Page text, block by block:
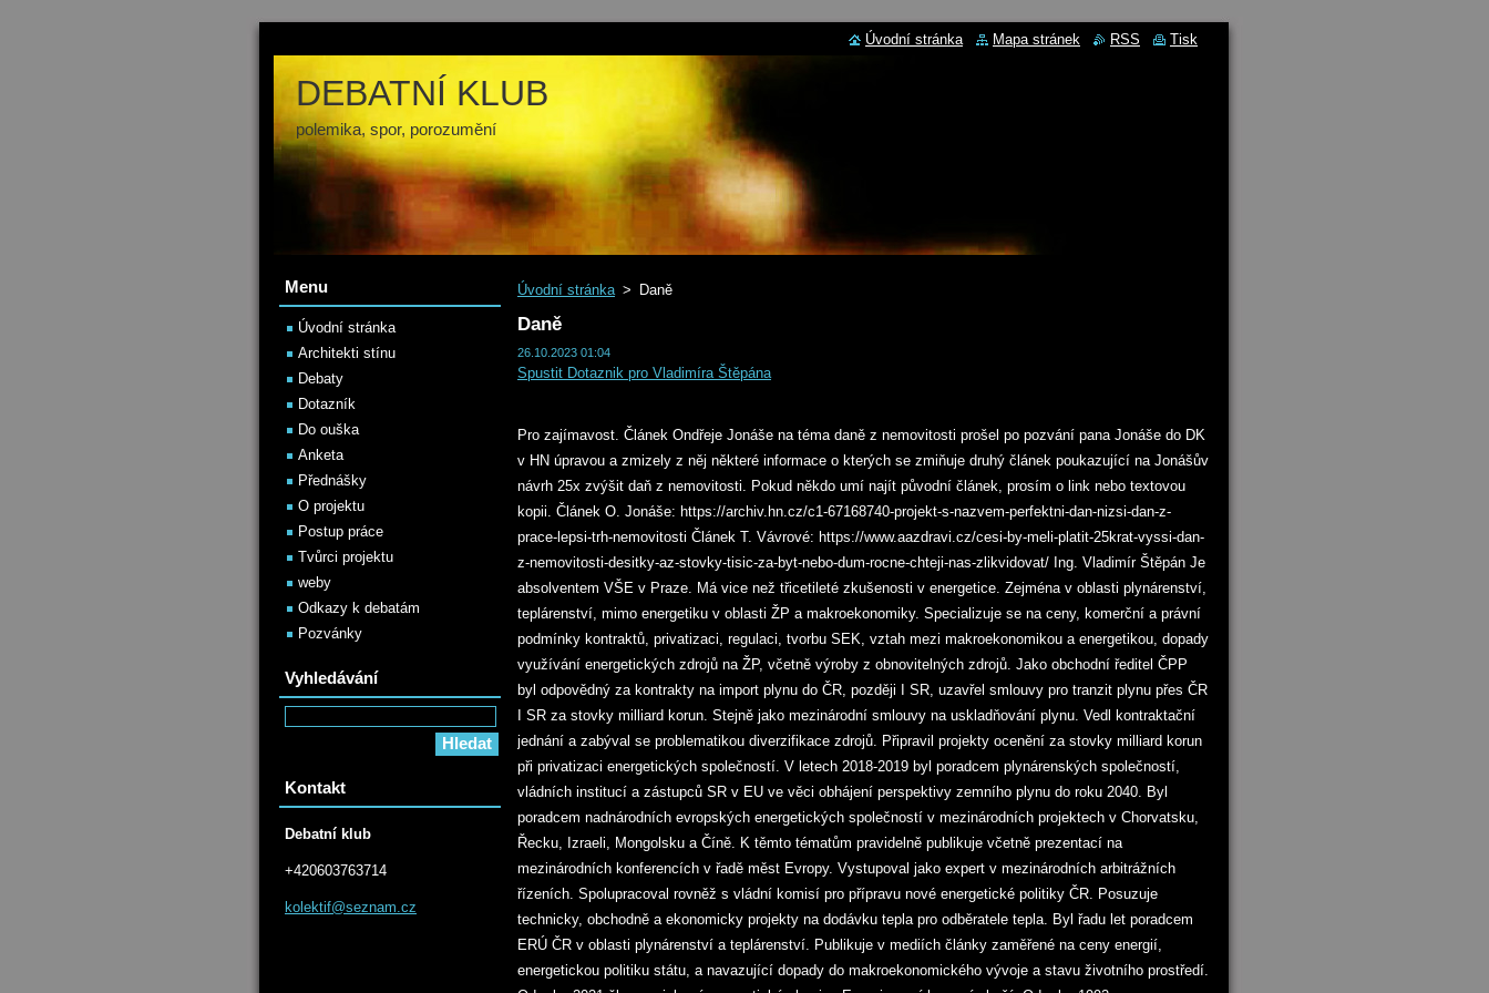
DEBATNÍ KLUB
polemika, spor, porozumění
Úvodní stránka > Daně
Daně
26.10.2023 01:04
Spustit Dotaznik pro Vladimíra Štěpána
Pro zajímavost. Článek Ondřeje Jonáše na téma daně z nemovitosti prošel po pozvání pana Jonáše do DK
v HN úpravou a zmizely z něj některé informace o kterých se zmiňuje druhý článek poukazující na Jonášův
návrh 25x zvýšit daň z nemovitosti. Pokud někdo umí najít původní článek, prosím o link nebo textovou
kopii. Článek O. Jonáše: https://archiv.hn.cz/c1-67168740-projekt-s-nazvem-perfektni-dan-nizsi-dan-z-
prace-lepsi-trh-nemovitosti Článek T. Vávrové: https://www.aazdravi.cz/cesi-by-meli-platit-25krat-vyssi-dan-
z-nemovitosti-desitky-az-stovky-tisic-za-byt-nebo-dum-rocne-chteji-nas-zlikvidovat/ Ing. Vladimír Štěpán Je
absolventem VŠE v Praze. Má vice než třicetileté zkušenosti v energetice. Zejména v oblasti plynárenství,
teplárenství, mimo energetiku v oblasti ŽP a makroekonomiky. Specializuje se na ceny, komerční a právní
podmínky kontraktů, privatizaci, regulaci, tvorbu SEK, vztah mezi makroekonomikou a energetikou, dopady
využívání energetických zdrojů na ŽP, včetně výroby z obnovitelných zdrojů. Jako obchodní ředitel ČPP
byl odpovědný za kontrakty na import plynu do ČR, později I SR, uzavřel smlouvy pro tranzit plynu přes ČR
I SR za stovky milliard korun. Stejně jako mezinárodní smlouvy na uskladňování plynu. Vedl kontraktační
jednání a zabýval se problematikou diverzifikace zdrojů. Připravil projekty ocenění za stovky milliard korun
při privatizaci energetických společností. V letech 2018-2019 byl poradcem plynárenských společností,
vládních institucí a zástupců SR v EU ve věci obhájení perspektivy zemního plynu do roku 2040. Byl
poradcem nadnárodních evropských energetických společností v mezinárodních projektech v Chorvatsku,
Řecku, Izraeli, Mongolsku a Číně. K těmto tématům pravidelně publikuje včetně prezentací na
mezinárodních konferencích v řadě měst Evropy. Vystupoval jako expert v mezinárodních arbitrážních
řízeních. Spolupracoval rovněž s vládní komisí pro přípravu nové energetické politiky ČR. Posuzuje
technicky, obchodně a ekonomicky projekty na dodávku tepla pro odběratele tepla. Byl řadu let poradcem
ERÚ ČR v oblasti plynárenství a teplárenství. Publikuje v mediích články zaměřené na ceny energií,
energetickou politiku státu, a navazující dopady do makroekonomického vývoje a stavu životního prostředí.
Menu
Úvodní stránka
Architekti stínu
Debaty
Dotazník
Do ouška
Anketa
Přednášky
O projektu
Postup práce
Tvůrci projektu
weby
Odkazy k debatám
Pozvánky
Vyhledávání
Kontakt
Debatní klub
+420603763714
kolektif@seznam.cz
Úvodní stránka Mapa stránek RSS Tisk